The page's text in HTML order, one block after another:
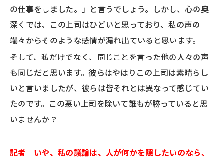
の仕事をしました。」と言うでしょう。しかし、心の奥
深くでは、この上司はひどいと思っており、私の声の
端々からそのような感情が漏れ出ていると思います。
そして、私だけでなく、同じことを言った他の人々の声
も同じだと思います。彼らはやはりこの上司は素晴らし
いと言いましたが、彼らは皆それとは異なって感じてい
たのです。この悪い上司を除いて誰もが勝っていると思
いませんか？
記者 いや、私の議論は、人が何かを隠したいのなら、